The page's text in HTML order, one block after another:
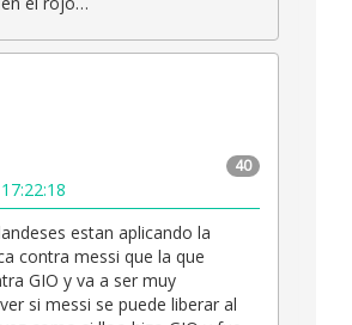
40
estan aplicando la
contra messi que la que
GIO y va a ser muy
si messi se puede liberar al